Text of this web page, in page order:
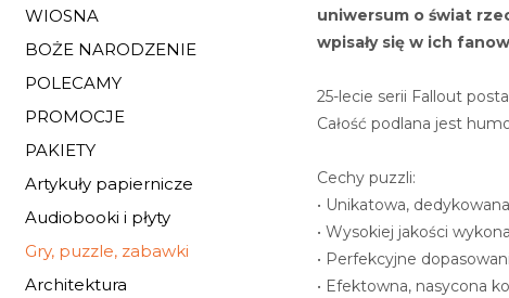
WIOSNA
BOŻE NARODZENIE
POLECAMY
PROMOCJE
PAKIETY
Artykuły papiernicze
Audiobooki i płyty
Gry, puzzle, zabawki
Architektura
uniwersum o świat
wpisały się w ich
25-lecie serii Fallout
Całość podlana jest
Cechy puzzli:
• Unikatowa,
• Wysokiej jakości
• Perfekcyjne
• Efektowna, nasycona